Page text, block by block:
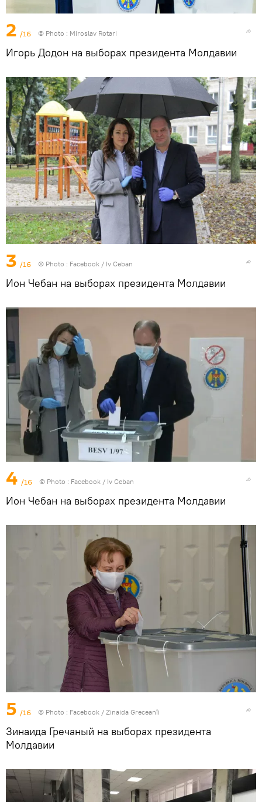
2 /16 © Photo : Miroslav Rotari
Игорь Додон на выборах президента Молдавии
3 /16 © Photo : Facebook / Iv Ceban
Ион Чебан на выборах президента Молдавии
4 /16 © Photo : Facebook / Iv Ceban
Ион Чебан на выборах президента Молдавии
5 /16 © Photo : Facebook / Zinaida Greceanîi
Зинаида Гречаный на выборах президента
Молдавии